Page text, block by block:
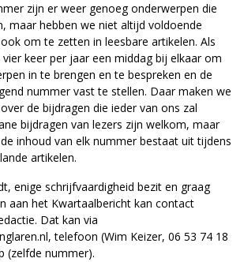
zijn er weer genoeg onderwerpen die
maar hebben we niet altijd voldoende
om te zetten in leesbare artikelen. Als
keer per jaar een middag bij elkaar om
in te brengen en te bespreken en de
nummer vast te stellen. Daar maken we
de bijdragen die ieder van ons zal
bijdragen van lezers zijn welkom, maar
inhoud van elk nummer bestaat uit tijdens
artikelen.
enige schrijfvaardigheid bezit en graag
aan het Kwartaalbericht kan contact
Dat kan via
telefoon (Wim Keizer, 06 53 74 18
(zelfde nummer).